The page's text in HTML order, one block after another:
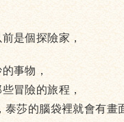
是個探險家，
事物，
冒險的旅程，
莎的腦袋裡就會有畫